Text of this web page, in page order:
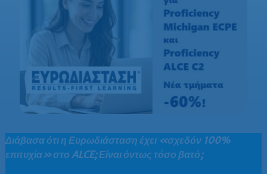
Διάβασα ότι η Ευρωδιάσταση έχει «σχεδόν 100%
επιτυχία» στο ALCE; Είναι όντως τόσο βατό;